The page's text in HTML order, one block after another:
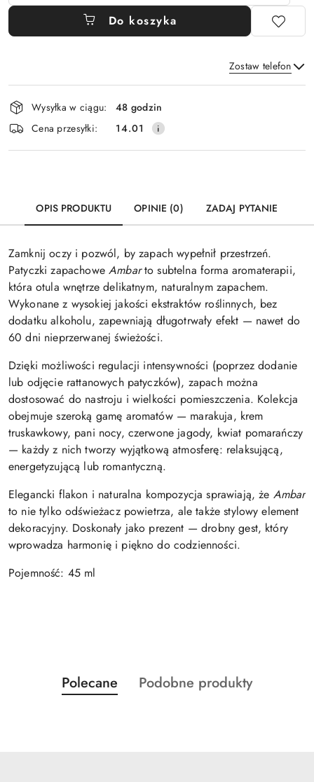
Do koszyka
Zostaw telefon
Wyślij
Dostępność
i
dostawa
Wysyłka w ciągu:
48 godzin
Cena przesyłki:
14.01
OPIS PRODUKTU OPINIE (0) ZADAJ PYTANIE
Zamknij oczy i pozwól, by zapach wypełnił przestrzeń.
Patyczki zapachoweAmbarto subtelna forma aromaterapii,
która otula wnętrze delikatnym, naturalnym zapachem.
Wykonane z wysokiej jakości ekstraktów roślinnych, bez
dodatku alkoholu, zapewniają długotrwały efekt — nawet do
60 dni nieprzerwanej świeżości.
Dzięki możliwości regulacji intensywności (poprzez dodanie
lub odjęcie rattanowych patyczków), zapach można
dostosować do nastroju i wielkości pomieszczenia. Kolekcja
obejmuje szeroką gamę aromatów — marakuja, krem
truskawkowy, pani nocy, czerwone jagody, kwiat pomarańczy
— każdy z nich tworzy wyjątkową atmosferę: relaksującą,
energetyzującą lub romantyczną.
Elegancki flakon i naturalna kompozycja sprawiają, że Ambar
to nie tylko odświeżacz powietrza, ale także stylowy element
dekoracyjny. Doskonały jako prezent — drobny gest, który
wprowadza harmonię i piękno do codzienności.
Pojemność: 45 ml
Pomiń karuzelę produktów
Produkty
o
Polecane
Produkty
Podobne produkty